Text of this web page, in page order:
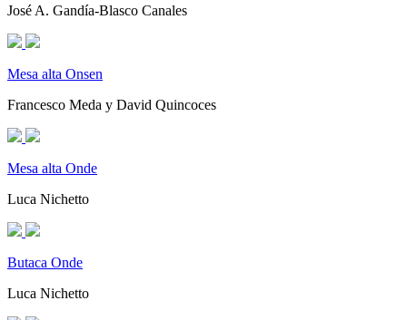
José A. Gandía-Blasco Canales
Mesa alta Onsen
Francesco Meda y David Quincoces
Mesa alta Onde
Luca Nichetto
Butaca Onde
Luca Nichetto